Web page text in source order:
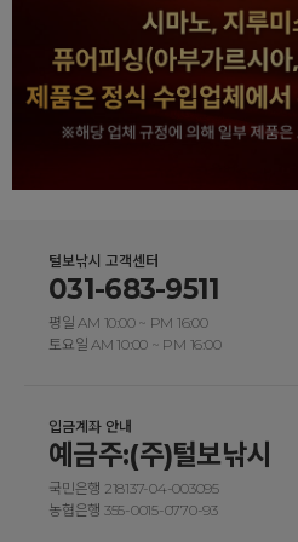
털보낚시 고객센터
031-683-9511
평일 AM 10:00 ~ PM 16:00
토요일 AM 10:00 ~ PM 16:00
입금계좌 안내
예금주:(주)털보낚시
국민은행 218137-04-003095
농협은행 355-0015-0770-93